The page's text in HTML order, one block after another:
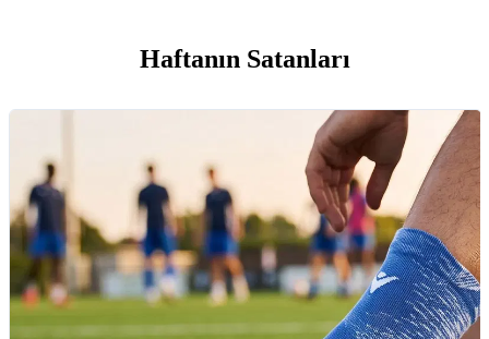
Haftanın Satanları